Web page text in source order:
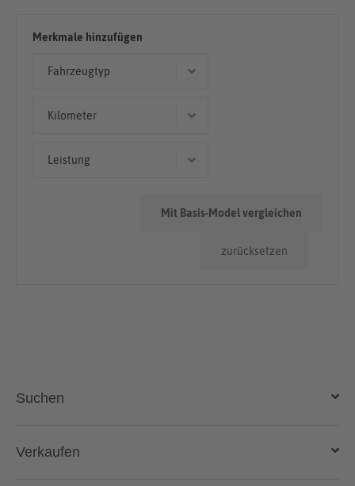
Merkmale hinzufügen
Fahrzeugtyp
Kilometer
Leistung
zurücksetzen
Mit Basis-Model vergleichen
Suchen
Auto kaufen
Verkaufen